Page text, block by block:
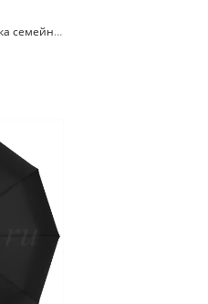
Зонт мужской Dolphin 133R клетка семейный